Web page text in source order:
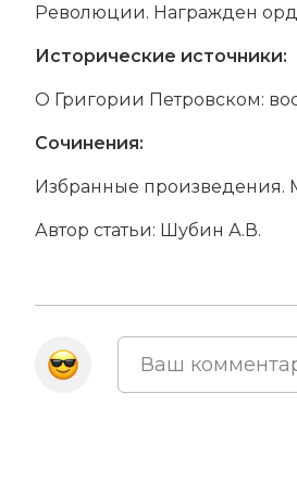
Революции. Награжден
Исторические источники:
О Григории Петровском:
Сочинения:
Избранные произведения.
Автор статьи: Шубин А.В.